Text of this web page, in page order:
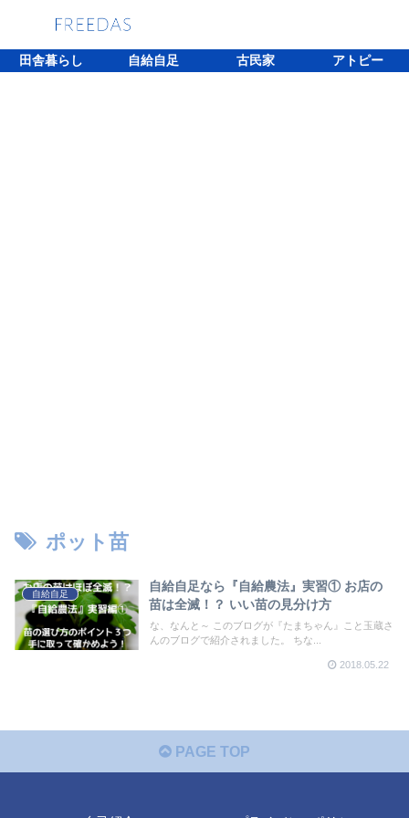
田舎暮らし 自給自足 古民家 アトピー
ポット苗
自給自足
自給自足なら『自給農法』実習① お店の
苗は全滅！？ いい苗の見分け方
な、なんと～ このブログが『たまちゃん』こと玉蔵さ
んのブログで紹介されました。 ちな...
2018.05.22
PAGE TOP